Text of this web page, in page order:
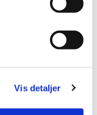
Vis detaljer